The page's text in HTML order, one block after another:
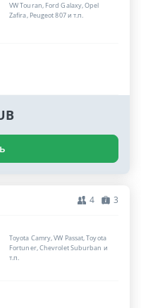
VW Touran, Ford Galaxy, Opel
Zafira, Peugeot 807 и т.п.
4 3
Toyota Camry, VW Passat, Toyota
Fortuner, Chevrolet Suburban и
т.п.